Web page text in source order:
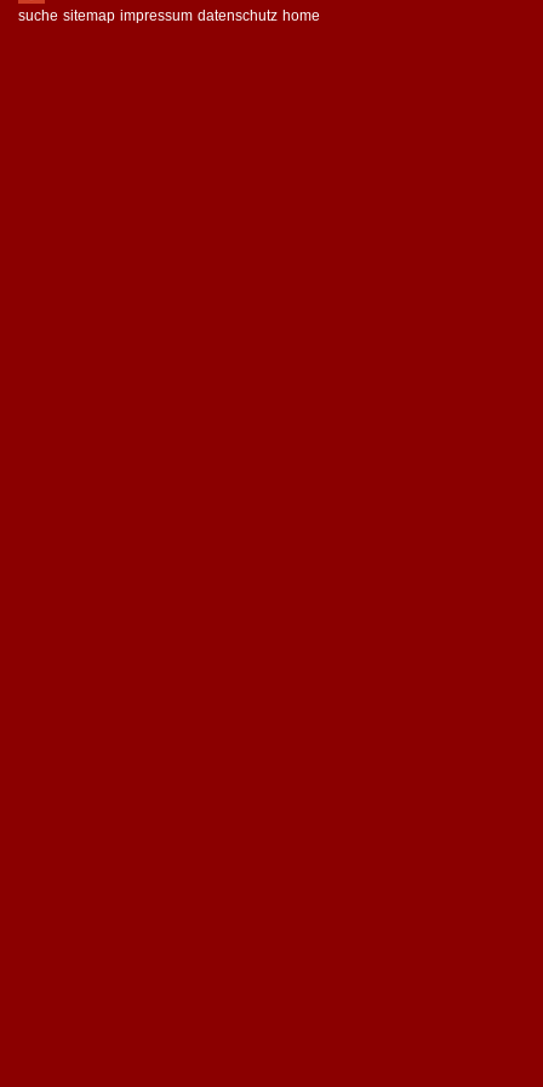
suche sitemap impressum datenschutz home